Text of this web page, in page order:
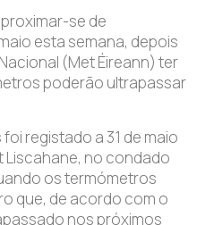
se de
esta semana, depois
(Met Éireann) ter
poderão ultrapassar
registado a 31 de maio
Liscahane, no condado
os termómetros
que, de acordo com o
nos próximos